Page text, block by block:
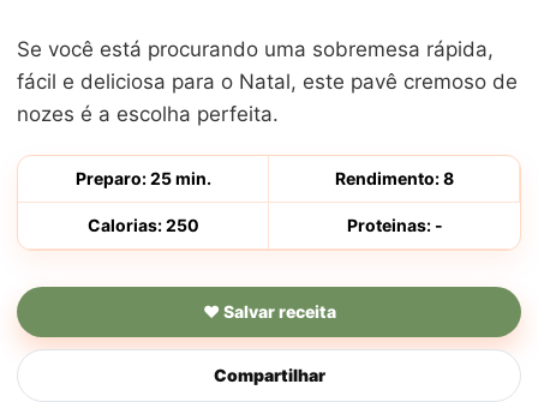
Se você está procurando uma sobremesa rápida,
fácil e deliciosa para o Natal, este pavê cremoso de
nozes é a escolha perfeita.
Preparo: 25 min. Rendimento: 8
Calorias: 250 Proteinas: -
♥ Salvar receita
Compartilhar